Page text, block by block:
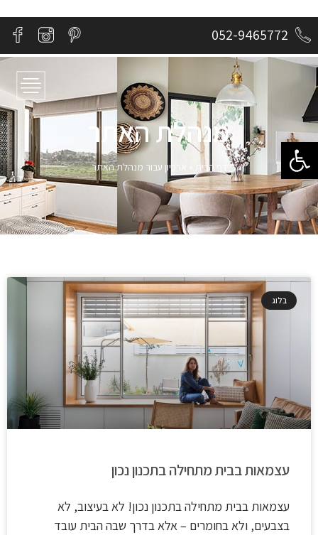
פתח סרגל נגישות
052-9465772
מנהלת האתר
דף הבית ארכיון עבור מנהלת האתר
בלוג
עצמאות בבית מתחילה בתכנון נכון
עצמאות בבית מתחילה בתכנון נכון! לא בעיצוב, לא
בצבעים, ולא בחומרים – אלא בדרך שבה הבית עובד